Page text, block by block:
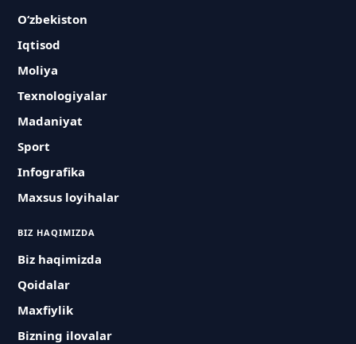
O‘zbekiston
Iqtisod
Moliya
Texnologiyalar
Madaniyat
Sport
Infografika
Maxsus loyihalar
BIZ HAQIMIZDA
Biz haqimizda
Qoidalar
Maxfiylik
Bizning ilovalar